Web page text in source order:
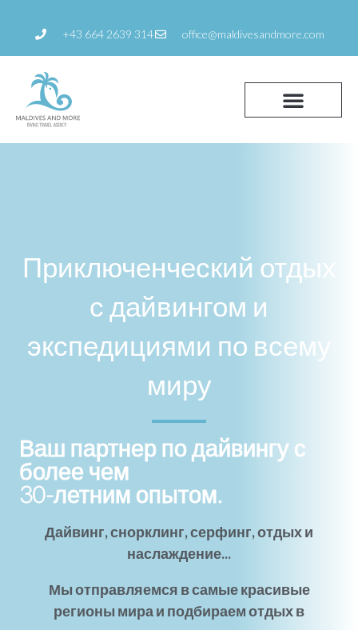
содержанию
+43 664 2639 314 office@maldivesandmore.com
Приключенческий отдых
с дайвингом и
экспедициями по всему
миру
Ваш партнер по дайвингу с
более чем
30-летним опытом.
Дайвинг, снорклинг, серфинг, отдых и
наслаждение...
Мы отправляемся в самые красивые
регионы мира и подбираем отдых в